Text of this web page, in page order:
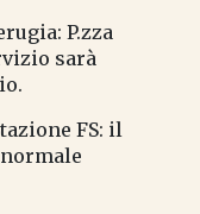
P.zza
sarà
FS: il